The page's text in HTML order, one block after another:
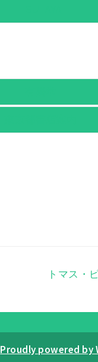
トマス・
Proudly powered by